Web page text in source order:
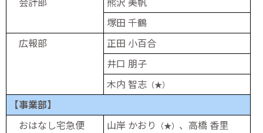
塚田 千鶴
広報部
正田 小百合
井口 朋子
木内 智志 （★）
【事業部】
おはなし宅急便
山岸 かおり （★） 、高橋 香里